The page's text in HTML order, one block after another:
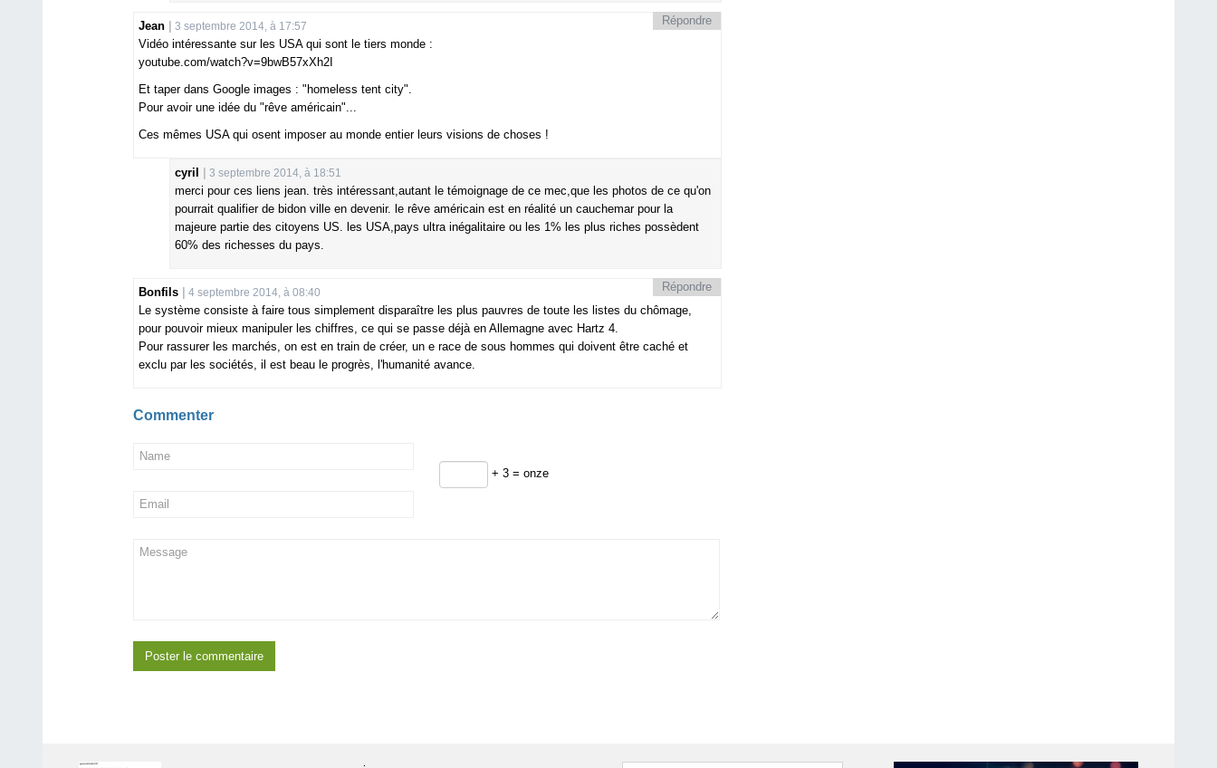
Jean 3 septembre 2014, à 17:57
Vidéo intéressante sur les USA qui sont le tiers monde :
youtube.com/watch?v=9bwB57xXh2I
Et taper dans Google images : "homeless tent city".
Pour avoir une idée du "rêve américain"...
Ces mêmes USA qui osent imposer au monde entier leurs visions de choses !
Répondre
cyril 3 septembre 2014, à 18:51
merci pour ces liens jean. très intéressant,autant le témoignage de ce mec,que les photos de ce qu'on
pourrait qualifier de bidon ville en devenir. le rêve américain est en réalité un cauchemar pour la
majeure partie des citoyens US. les USA,pays ultra inégalitaire ou les 1% les plus riches possèdent
60% des richesses du pays.
Bonfils 4 septembre 2014, à 08:40
Le système consiste à faire tous simplement disparaître les plus pauvres de toute les listes du chômage,
pour pouvoir mieux manipuler les chiffres, ce qui se passe déjà en Allemagne avec Hartz 4.
Pour rassurer les marchés, on est en train de créer, un e race de sous hommes qui doivent être caché et
exclu par les sociétés, il est beau le progrès, l'humanité avance.
Répondre
Commenter
+ 3 = onze